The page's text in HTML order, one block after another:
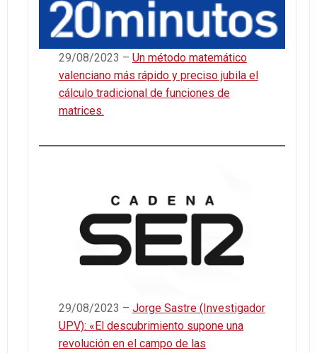
29/08/2023 – Un método matemático
valenciano más rápido y preciso jubila el
cálculo tradicional de funciones de
matrices.
29/08/2023 – Jorge Sastre (Investigador
UPV): «El descubrimiento supone una
revolución en el campo de las